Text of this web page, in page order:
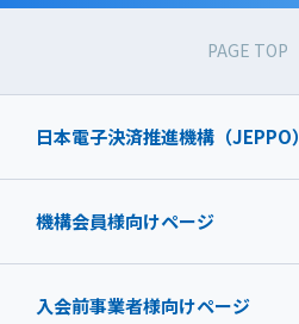
PAGE TOP
日本電子決済推進機構（JEPPO）
機構会員様向けページ
入会前事業者様向けページ